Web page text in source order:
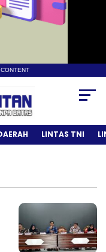
LINTAS TNI